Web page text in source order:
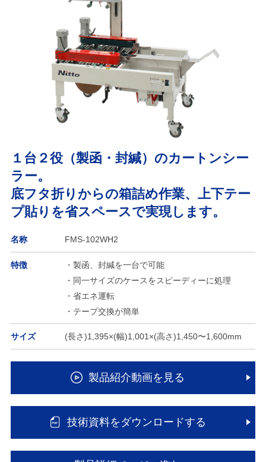
１台２役（製函・封緘）のカートンシー
ラー。
底フタ折りからの箱詰め作業、上下テー
プ貼りを省スペースで実現します。
名称 FMS-102WH2
特徴
・製函、封緘を一台で可能
・同一サイズのケースをスピーディーに処理
・省エネ運転
・テープ交換が簡単
サイズ (長さ)1,395×(幅)1,001×(高さ)1,450〜1,600mm
製品紹介動画を見る
技術資料をダウンロードする